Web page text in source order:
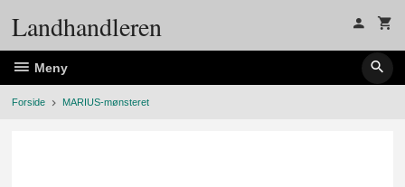
Landhandleren
Meny
Forside MARIUS-mønsteret